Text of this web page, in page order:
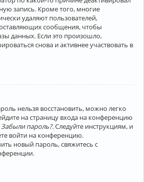
запись. Кроме того, многие
удаляют пользователей,
сообщения, чтобы
данных. Если это произошло,
снова и активнее участвовать в
нельзя восстановить, можно легко
на страницу входа на конференцию
Забыли пароль?. Следуйте инструкциям, и
войти на конференцию.
новый пароль, свяжитесь с